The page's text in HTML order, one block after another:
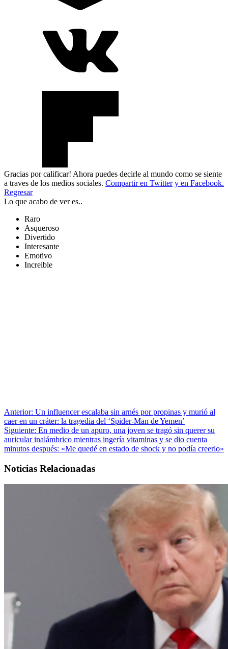
Gracias por calificar! Ahora puedes decirle al mundo como se siente
a traves de los medios sociales. Compartir en Twitter y en Facebook.
Regresar
Lo que acabo de ver es..
Raro
Asqueroso
Divertido
Interesante
Emotivo
Increible
Anterior: Un influencer escalaba sin arnés por propinas y murió al
caer en un cráter: la tragedia del ‘Spider-Man de Yemen’
Siguiente: En medio de un apuro, una joven se tragó sin querer su
auricular inalámbrico mientras ingería vitaminas y se dio cuenta
minutos después: «Me quedé en estado de shock y no podía creerlo»
Noticias Relacionadas